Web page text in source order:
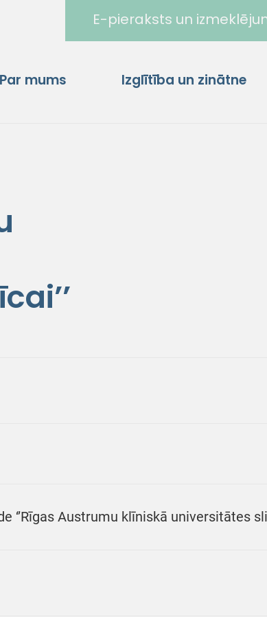
E-pieraksts un
Par mums Izglītība un zinātne
‘’Rīgas Austrumu klīniskā universitātes